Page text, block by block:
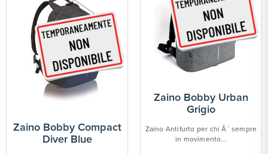
Zaino Bobby Urban
Grigio
Zaino Antifurto per chi Ã¨ sempre
in movimento...
Zaino Bobby Compact
Diver Blue